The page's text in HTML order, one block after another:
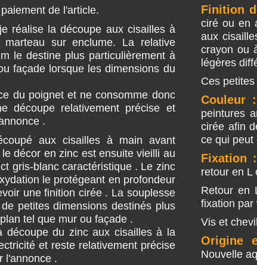
de l'article.
réalise la découpe aux cisailles à
sur enclume. La relative
le destine plus particulièrement à
façade lorsque les dimensions du
du poignet et ne consomme donc
découpe relativement précise et
.
aux cisailles à main avant
décor en zinc est ensuite vieilli au
gris-blanc caractéristique . Le zinc
le protégeant en profondeur
une finition cirée . La souplesse
petites dimensions destinés plus
tel que mur ou façade .
découpe du zinc aux cisailles à la
et reste relativement précise
l'annonce .
Finition
ciré ou en
aux
crayon ou
légères
Ces
Couleur :
peintures
cirée afin
ce qui peut
Fixation :
retour en L
Retour en
fixation par
Vis et
Origine
Nouvelle